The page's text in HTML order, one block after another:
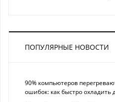
ПОПУЛЯРНЫЕ НОВОСТИ
90% компьютеров
ошибок: как быстро